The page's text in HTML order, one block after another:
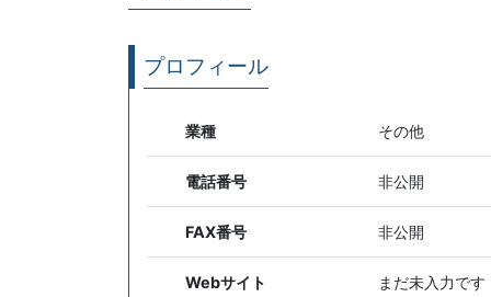
プロフィール
業種 その他
電話番号 非公開
FAX番号 非公開
Webサイト まだ未入力です